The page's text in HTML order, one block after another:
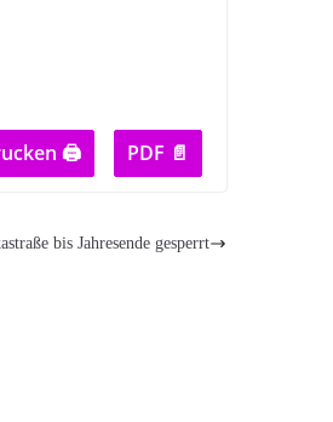
🖨 PDF 📄
bis Jahresende gesperrt